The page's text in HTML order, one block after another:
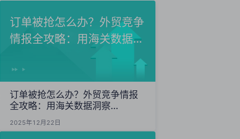
订单被抢怎么办？外贸竞争
情报全攻略：用海关数据洞
订单被抢怎么办？外贸竞争情报
全攻略：用海关数据洞察...
2025年12月22日